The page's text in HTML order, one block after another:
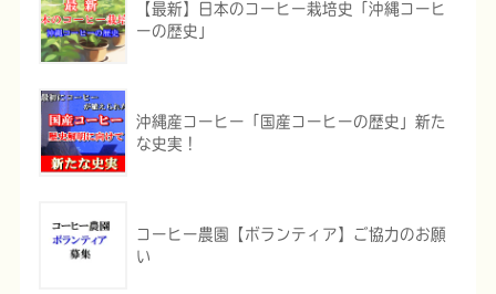
【最新】日本のコーヒー栽培史「沖縄コーヒ
ーの歴史」
沖縄産コーヒー「国産コーヒーの歴史」新た
な史実！
コーヒー農園【ボランティア】ご協力のお願
い